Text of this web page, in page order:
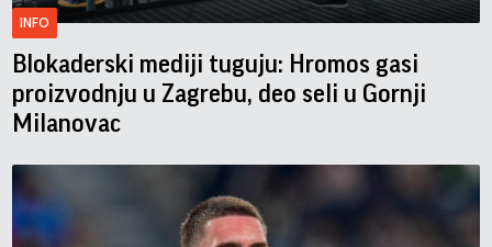
INFO
Blokaderski mediji tuguju: Hromos gasi
proizvodnju u Zagrebu, deo seli u Gornji
Milanovac